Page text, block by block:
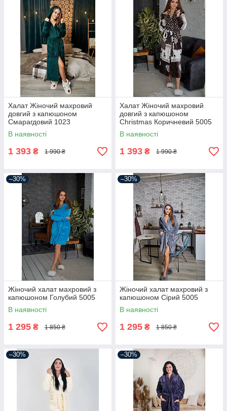
Халат Жіночий махровий
довгий з капюшоном
Смарагдовий 1023
В наявності
1 393 ₴ 1 990 ₴
Халат Жіночий махровий
довгий з капюшоном
Christmas Коричневий 5005
В наявності
1 393 ₴ 1 990 ₴
–30%
Жіночий халат махровий з
капюшоном Голубий 5005
В наявності
1 295 ₴ 1 850 ₴
–30%
Жіночий халат махровий з
капюшоном Сірий 5005
В наявності
1 295 ₴ 1 850 ₴
–30% –30%